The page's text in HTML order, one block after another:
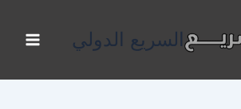
السريع الدولي